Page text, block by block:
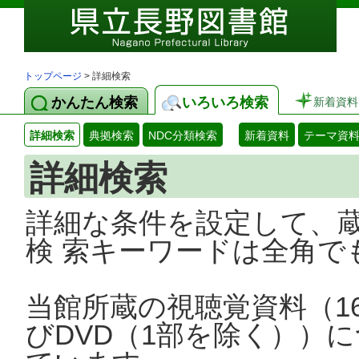
トップページ > 詳細検索
かんたん検索 いろいろ検索 新着資料
詳細検索 典拠検索 NDC分類検索 新着資料 テーマ資料
詳細検索
詳細な条件を設定して、
検 索キーワードは全角
当館所蔵の視聴覚資料（
びDVD（1部を除く））